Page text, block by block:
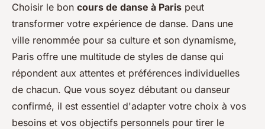
Choisir le bon cours de danse à Paris peut
transformer votre expérience de danse. Dans une
ville renommée pour sa culture et son dynamisme,
Paris offre une multitude de styles de danse qui
répondent aux attentes et préférences individuelles
de chacun. Que vous soyez débutant ou danseur
confirmé, il est essentiel d'adapter votre choix à vos
besoins et vos objectifs personnels pour tirer le